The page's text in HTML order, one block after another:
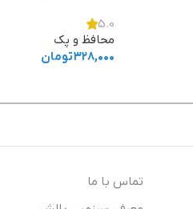
5.0
محافظ و پک
۳۲۸,۰۰۰تومان
تماس با ما